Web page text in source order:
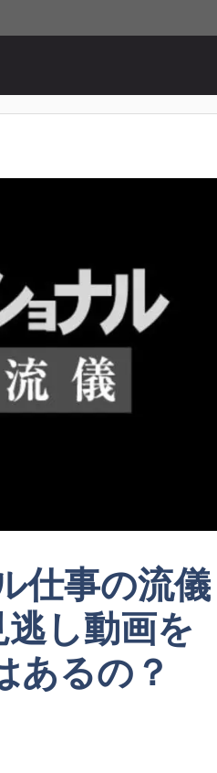
仕事の流儀
し動画を
あるの？